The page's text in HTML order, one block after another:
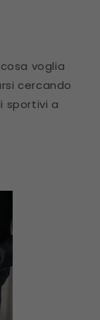
voglia
cercando
sportivi a